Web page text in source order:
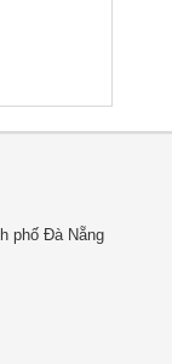
phố Đà Nẵng